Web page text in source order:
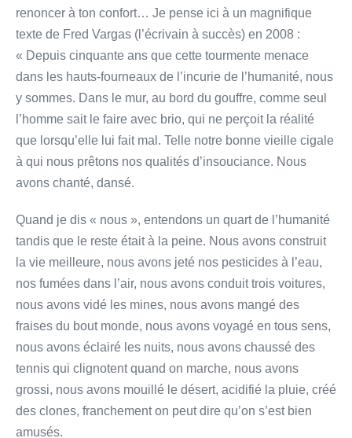
renoncer à ton confort… Je pense ici à un magnifique
texte de Fred Vargas (l’écrivain à succès) en 2008 :
« Depuis cinquante ans que cette tourmente menace
dans les hauts-fourneaux de l’incurie de l’humanité, nous
y sommes. Dans le mur, au bord du gouffre, comme seul
l’homme sait le faire avec brio, qui ne perçoit la réalité
que lorsqu’elle lui fait mal. Telle notre bonne vieille cigale
à qui nous prêtons nos qualités d’insouciance. Nous
avons chanté, dansé.
Quand je dis « nous », entendons un quart de l’humanité
tandis que le reste était à la peine. Nous avons construit
la vie meilleure, nous avons jeté nos pesticides à l’eau,
nos fumées dans l’air, nous avons conduit trois voitures,
nous avons vidé les mines, nous avons mangé des
fraises du bout monde, nous avons voyagé en tous sens,
nous avons éclairé les nuits, nous avons chaussé des
tennis qui clignotent quand on marche, nous avons
grossi, nous avons mouillé le désert, acidifié la pluie, créé
des clones, franchement on peut dire qu’on s’est bien
amusés.